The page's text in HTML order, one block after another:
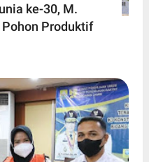
ke-30, M.
Produktif